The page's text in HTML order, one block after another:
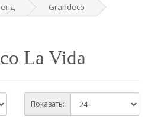
Grandeco
La Vida
Показать: